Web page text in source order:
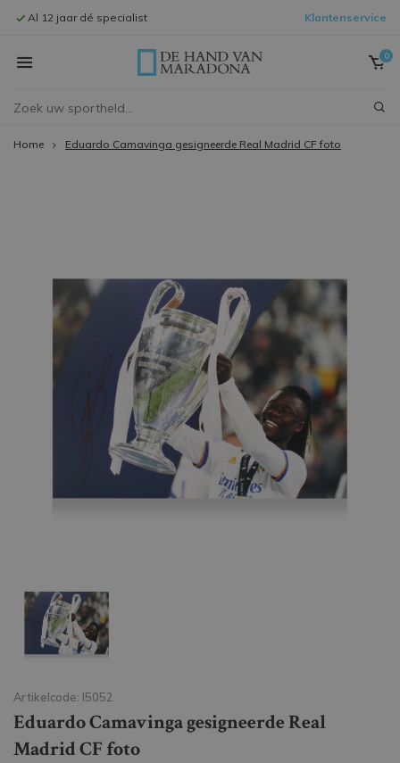
Al 12 jaar dé specialist Klantenservice
0
Home Eduardo Camavinga gesigneerde Real Madrid CF foto
Artikelcode: I5052
Eduardo Camavinga gesigneerde Real
Madrid CF foto